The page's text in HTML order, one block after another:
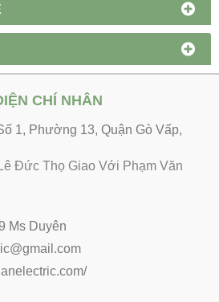
CHÍ NHÂN
1, Phường 13, Quận Gò Vấp,
Đức Thọ Giao Với Phạm Văn
Ms Duyên